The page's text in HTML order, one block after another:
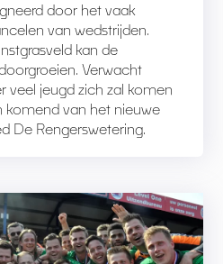
door het vaak
van wedstrijden.
kan de
Verwacht
veel jeugd zich zal komen
komend van het nieuwe
De Rengerswetering.